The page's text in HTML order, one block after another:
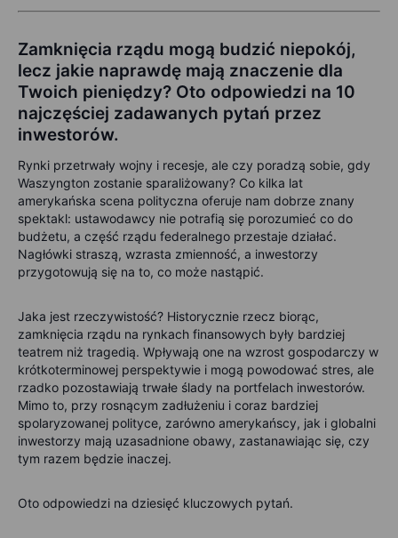
Zamknięcia rządu mogą budzić niepokój,
lecz jakie naprawdę mają znaczenie dla
Twoich pieniędzy? Oto odpowiedzi na 10
najczęściej zadawanych pytań przez
inwestorów.
Rynki przetrwały wojny i recesje, ale czy poradzą sobie, gdy
Waszyngton zostanie sparaliżowany? Co kilka lat
amerykańska scena polityczna oferuje nam dobrze znany
spektakl: ustawodawcy nie potrafią się porozumieć co do
budżetu, a część rządu federalnego przestaje działać.
Nagłówki straszą, wzrasta zmienność, a inwestorzy
przygotowują się na to, co może nastąpić.
Jaka jest rzeczywistość? Historycznie rzecz biorąc,
zamknięcia rządu na rynkach finansowych były bardziej
teatrem niż tragedią. Wpływają one na wzrost gospodarczy w
krótkoterminowej perspektywie i mogą powodować stres, ale
rzadko pozostawiają trwałe ślady na portfelach inwestorów.
Mimo to, przy rosnącym zadłużeniu i coraz bardziej
spolaryzowanej polityce, zarówno amerykańscy, jak i globalni
inwestorzy mają uzasadnione obawy, zastanawiając się, czy
tym razem będzie inaczej.
Oto odpowiedzi na dziesięć kluczowych pytań.